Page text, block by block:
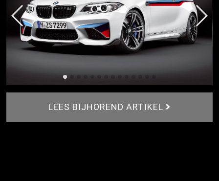
LEES BIJHOREND ARTIKEL